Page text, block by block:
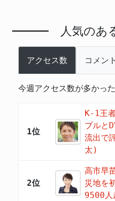
人気のあ
アクセス数 コメン
今週アクセス数が多かっ
1位
K-1王
ブルと
流出で
太)
2位
高市早
災地を
9500